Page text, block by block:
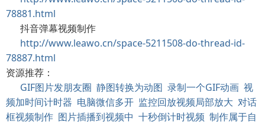
78881.html
抖音弹幕视频制作
http://www.leawo.cn/space-5211508-do-thread-id-
78887.html
资源推荐：
GIF图片发朋友圈 静图转换为动图 录制一个GIF动画 视
频加时间计时器 电脑微信多开 监控回放视频局部放大 对话
框视频制作 图片插播到视频中 十秒倒计时视频 制作属于自